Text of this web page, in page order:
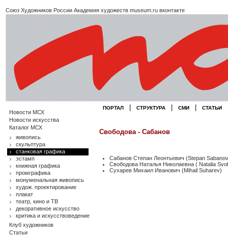
Союз Художников России Академия художеств museum.ru вконтакте
Новости МСХ
Новости искусства
Каталог МСХ
живопись
скульптура
станковая графика
эстамп
книжная графика
промграфика
монуменальная живопись
худож. проектирование
плакат
театр, кино и ТВ
декоративное искусство
критика и искусствоведение
Клуб художников
Статьи
ПОРТАЛ СТРУКТУРА СМИ СТАТЬИ
Свободова - Сабанов
Сабанов Степан Леонтьевич (Stepan
Свободова Наталья Николаевна ( Natalia
Сухарев Михаил Иванович (Mihail Suharev)